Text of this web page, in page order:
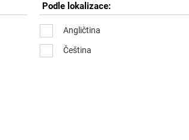
Podle lokalizace:
Angličtina
Čeština